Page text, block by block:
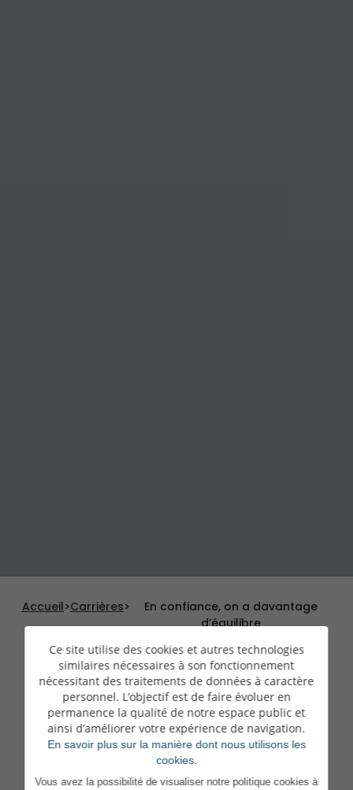
Accueil>Carrières>
En confiance, on a davantage
d’équilibre
Un accueil humain et attentionné
Ce site utilise des cookies et autres technologies
similaires nécessaires à son fonctionnement
nécessitant des traitements de données à caractère
personnel. L’objectif est de faire évoluer en
permanence la qualité de notre espace public et
ainsi d’améliorer votre expérience de navigation.
En savoir plus sur la manière dont nous utilisons les
cookies.
Vous avez la possibilité de visualiser notre politique cookies à